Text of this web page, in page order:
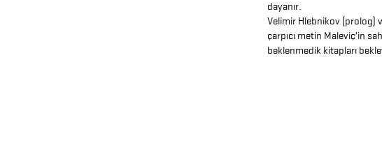
dayanır.
Velimir Hlebnikov (prolog)
çarpıcı metin Maleviç’in
beklenmedik kitapları